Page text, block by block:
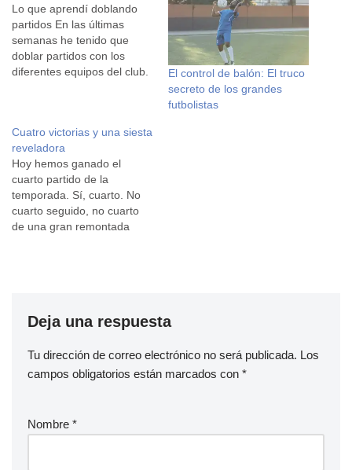
Lo que aprendí doblando
partidos En las últimas
semanas he tenido que
doblar partidos con los
diferentes equipos del club.
acabar más cansado que
útil, al final me ha pasado lo
contrario: me…
El control de balón: El truco
secreto de los grandes
futbolistas
Cuatro victorias y una siesta
reveladora
Hoy hemos ganado el
cuarto partido de la
temporada. Sí, cuarto. No
cuarto seguido, no cuarto
de una gran remontada
en su campo. Porque las
Deja una respuesta
Tu dirección de correo electrónico no será publicada. Los
campos obligatorios están marcados con *
Nombre *